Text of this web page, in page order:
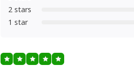
2 stars
1 star